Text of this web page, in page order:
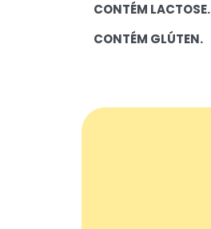
CONTÉM LACTOSE.
CONTÉM GLÚTEN.